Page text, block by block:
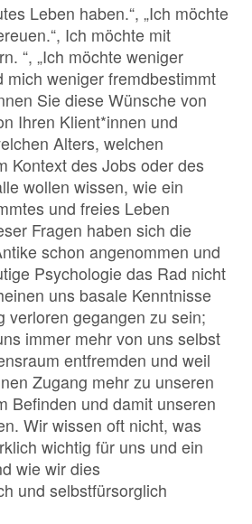
Leben haben.“, „Ich möchte
Ich möchte mit
“, „Ich möchte weniger
mich weniger fremdbestimmt
Sie diese Wünsche von
Ihren Klient*innen und
Alters, welchen
Kontext des Jobs oder des
wollen wissen, wie ein
und freies Leben
Fragen haben sich die
schon angenommen und
Psychologie das Rad nicht
uns basale Kenntnisse
verloren gegangen zu sein;
immer mehr von uns selbst
entfremden und weil
Zugang mehr zu unseren
Befinden und damit unseren
Wir wissen oft nicht, was
wichtig für uns und ein
wie wir dies
und selbstfürsorglich